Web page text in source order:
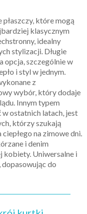
które mogą
klasycznym
idealny
stylizacji. Długie
opcja, szczególnie w
i styl w jednym.
z
wybór, który dodaje
Innym typem
w ostatnich latach, jest
którzy szukają
na zimowe dni.
i denim
kobiety. Uniwersalne i
dopasowując do